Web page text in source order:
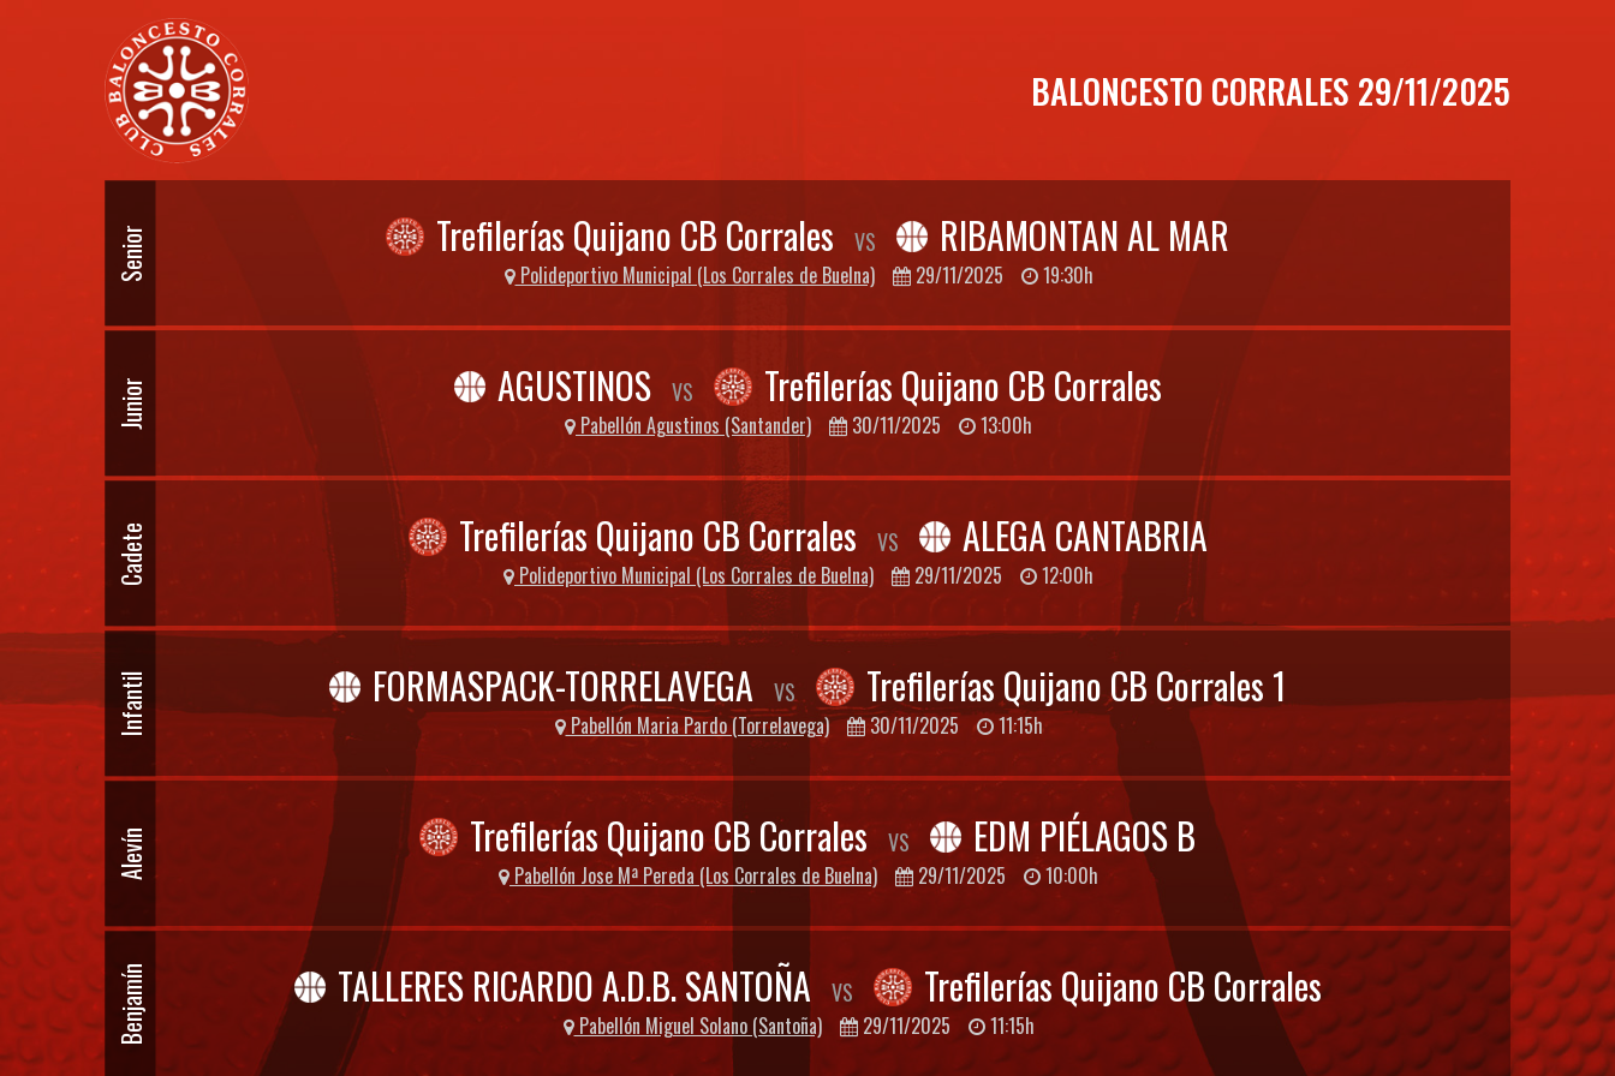
BALONCESTO CORRALES 29/11/2025
Senior Trefilerías Quijano CB Corrales VS RIBAMONTAN AL MAR
Polideportivo Municipal (Los Corrales de Buelna) 29/11/2025 19:30h
Junior AGUSTINOS VS Trefilerías Quijano CB Corrales
Pabellón Agustinos (Santander) 30/11/2025 13:00h
Cadete Trefilerías Quijano CB Corrales VS ALEGA CANTABRIA
Polideportivo Municipal (Los Corrales de Buelna) 29/11/2025 12:00h
Infantil FORMASPACK-TORRELAVEGA VS Trefilerías Quijano CB Corrales 1
Pabellón Maria Pardo (Torrelavega) 30/11/2025 11:15h
Alevín Trefilerías Quijano CB Corrales VS EDM PIÉLAGOS B
Pabellón Jose Mª Pereda (Los Corrales de Buelna) 29/11/2025 10:00h
Benjamín TALLERES RICARDO A.D.B. SANTOÑA VS Trefilerías Quijano CB Corrales
Pabellón Miguel Solano (Santoña) 29/11/2025 11:15h